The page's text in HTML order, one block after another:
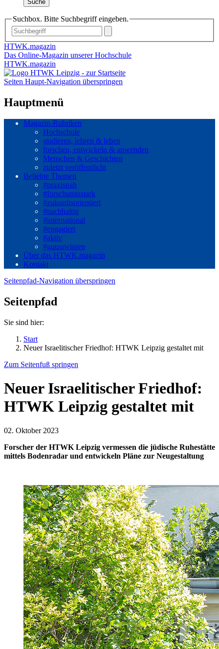
Suche
Suchbox. Bitte Suchbegriff eingeben.
HTWK.magazin
Das Online-Magazin unserer Hochschule
HTWK.magazin
Seiten Haupt-Navigation überspringen
Hauptmenü
Magazin-Rubriken
Hochschule
studieren, lehren & leben
forschen, entwickeln & anwenden
Menschen & Geschichten
zuletzt veröffentlicht
Beliebte Themen
#praxisnah
#forschungsstark
#zukunftsorientiert
#nachhaltig
#international
#engagiert
#aktiv
#gutzuwissen
Über das HTWK.magazin
Kontakt
Seitenpfad-Navigation überspringen
Seitenpfad
Sie sind hier:
Start
Neuer Israelitischer Friedhof: HTWK Leipzig gestaltet mit
Zum Seitenfuß springen
Neuer Israelitischer Friedhof:
HTWK Leipzig gestaltet mit
02. Oktober 2023
Forscher der HTWK Leipzig vermessen die jüdische Ruhestätte
mittels Bodenradar und entwickeln Pläne zur Neugestaltung